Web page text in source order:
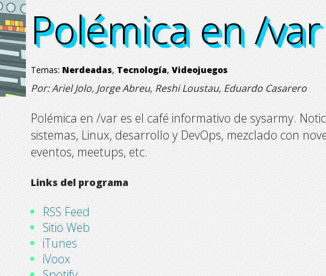
Polémica en /var
Polémica en /var
Polémica en /var
Polémica en /var
Temas: Nerdeadas, Tecnología,Videojuegos
Por: Ariel Jolo, Jorge Abreu, Reshi Loustau, Eduardo Casarero
Polémica en /var es el café informativo de sysarmy.
sistemas, Linux, desarrollo y DevOps, mezclado con
eventos, meetups, etc.
Links del programa
RSS Feed
Sitio Web
iTunes
iVoox